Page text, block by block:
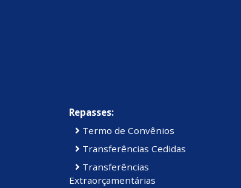
Repasses:
Termo de Convênios
Transferências Cedidas
Transferências
Extraorçamentárias